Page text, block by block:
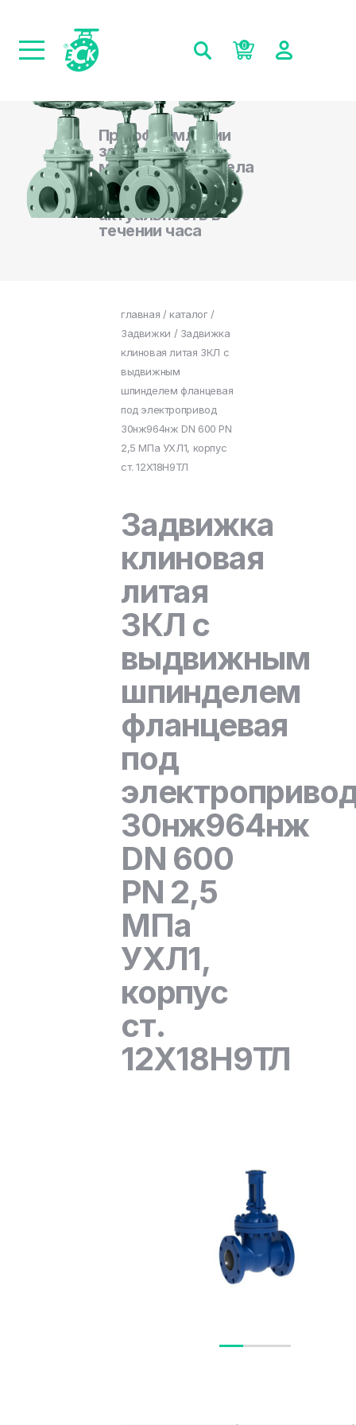
0
При оформлении
заказа на сайте,
менеджеры отдела
продаж
подтверждают
актуальность в
течении часа
главная / каталог/
Задвижки / Задвижка
клиновая литая ЗКЛ с
выдвижным
шпинделем фланцевая
под электропривод
30нж964нж DN 600 PN
2,5 МПа УХЛ1, корпус
ст. 12Х18Н9ТЛ
Задвижка
клиновая
литая
ЗКЛ с
выдвижным
шпинделем
фланцевая
под
30нж964нж
DN 600
PN 2,5
МПа
УХЛ1,
корпус
ст.
12Х18Н9ТЛ